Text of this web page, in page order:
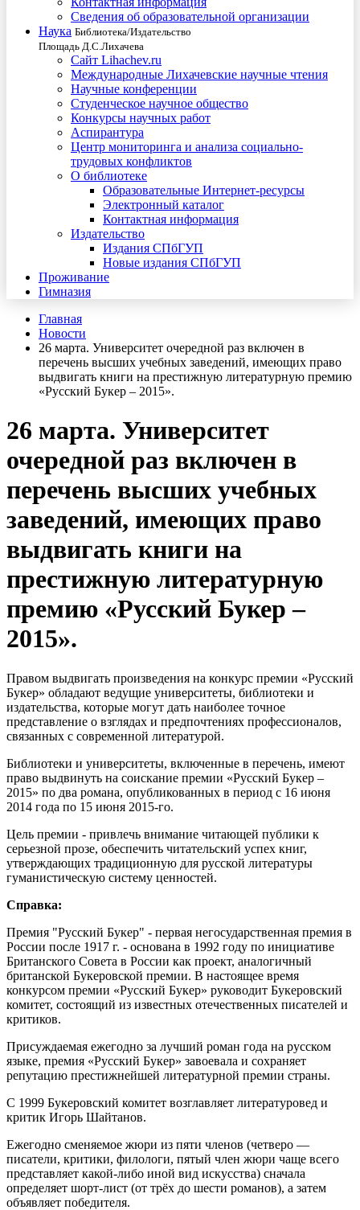
Сведения об образовательной организации
Наука Библиотека/Издательство
Площадь Д.С.Лихачева
Сайт Lihachev.ru
Международные Лихачевские научные чтения
Научные конференции
Студенческое научное общество
Конкурсы научных работ
Аспирантура
Центр мониторинга и анализа социально-
трудовых конфликтов
О библиотеке
Образовательные Интернет-ресурсы
Электронный каталог
Контактная информация
Издательство
Издания СПбГУП
Новые издания СПбГУП
Проживание
Гимназия
Главная
Новости
26 марта. Университет очередной раз включен в
перечень высших учебных заведений, имеющих право
выдвигать книги на престижную литературную премию
«Русский Букер – 2015».
26 марта. Университет
очередной раз включен в
перечень высших учебных
заведений, имеющих право
выдвигать книги на
престижную литературную
премию «Русский Букер –
2015».
Правом выдвигать произведения на конкурс премии «Русский
Букер» обладают ведущие университеты, библиотеки и
издательства, которые могут дать наиболее точное
представление о взглядах и предпочтениях профессионалов,
связанных с современной литературой.
Библиотеки и университеты, включенные в перечень, имеют
право выдвинуть на соискание премии «Русский Букер –
2015» по два романа, опубликованных в период с 16 июня
2014 года по 15 июня 2015-го.
Цель премии - привлечь внимание читающей публики к
серьезной прозе, обеспечить читательский успех книг,
утверждающих традиционную для русской литературы
гуманистическую систему ценностей.
Справка:
Премия "Русский Букер" - первая негосударственная премия в
России после 1917 г. - основана в 1992 году по инициативе
Британского Совета в России как проект, аналогичный
британской Букеровской премии. В настоящее время
конкурсом премии «Русский Букер» руководит Букеровский
комитет, состоящий из известных отечественных писателей и
критиков.
Присуждаемая ежегодно за лучший роман года на русском
языке, премия «Русский Букер» завоевала и сохраняет
репутацию престижнейшей литературной премии страны.
С 1999 Букеровский комитет возглавляет литературовед и
критик Игорь Шайтанов.
Ежегодно сменяемое жюри из пяти членов (четверо —
писатели, критики, филологи, пятый член жюри чаще всего
представляет какой-либо иной вид искусства) сначала
определяет шорт-лист (от трёх до шести романов), а затем
объявляет победителя.